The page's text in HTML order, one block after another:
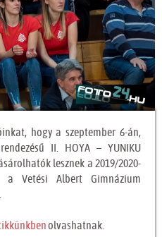
hogy a szeptember 6-án,
II. HOYA – YUNIKU
lesznek a 2019/2020-
a Vetési Albert Gimnázium
olvashatnak.